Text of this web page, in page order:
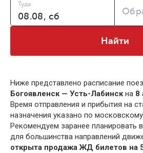
Туда
Найти
Ниже представлено расписание
Богоявленск — Усть-Лабинскна 8
Время отправления и прибытия на
назначения указано по
Рекомендуем заранее планировать
для большинства направлений
открыта продажа ЖД билетов на